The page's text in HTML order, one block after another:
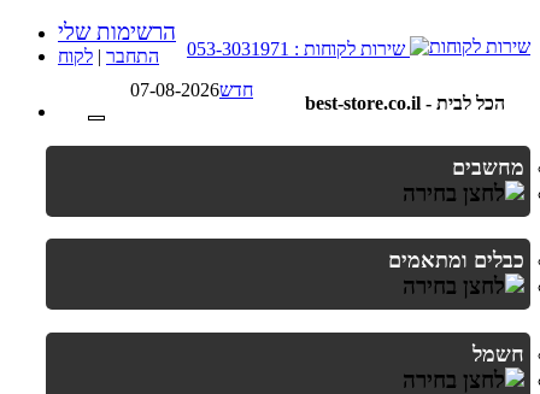
best-store.co.il - הכל לבית
07-08-2026
הרשימות שלי
התחבר | לקוח
חדש
מחשבים
כבלים ומתאמים
חשמל